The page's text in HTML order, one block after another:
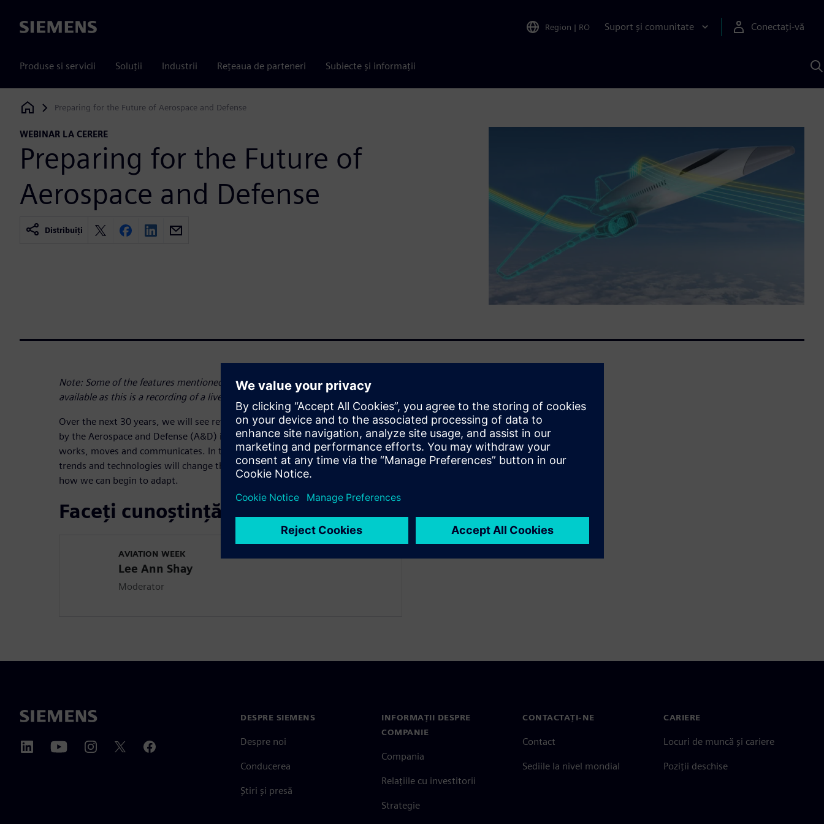
Siemens Region | RO Suport și comunitate Conectați-vă
Produse si servicii Soluții Industrii Rețeaua de parteneri Subiecte și informații
Siemens Digital Industries Software
Preparing for the Future of Aerospace and Defense
WEBINAR LA CERERE
Preparing for the Future of
Aerospace and Defense
Distribuiți
Note: Some of the features mentioned at the beginning of the webinar are not
available as this is a recording of a live webinar
Over the next 30 years, we will see revolutionary technologies being developed
by the Aerospace and Defense (A&D) industry that will change how the world
works, moves and communicates. In this webinar, we will discuss what future
trends and technologies will change the aerospace and defense industry and
how we can begin to adapt.
Faceți cunoștință cu vorbitorul
AVIATION WEEK
Lee Ann Shay
Moderator
DESPRE SIEMENS
Despre noi
Conducerea
Știri și presă
INFORMAȚII DESPRE
COMPANIE
Compania
Relațiile cu investitorii
Strategie
CONTACTAȚI-NE
Contact
Sediile la nivel mondial
CARIERE
Locuri de muncă și cariere
Poziții deschise